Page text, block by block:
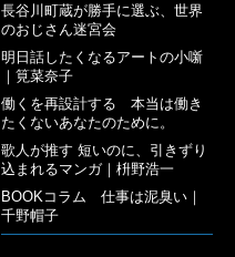
長谷川町蔵が勝手に選ぶ、世界
のおじさん迷宮会
明日話したくなるアートの小噺
｜筧菜奈子
働くを再設計する 本当は働き
たくないあなたのために。
歌人が推す 短いのに、引きずり
込まれるマンガ｜枡野浩一
BOOKコラム 仕事は泥臭い｜
千野帽子